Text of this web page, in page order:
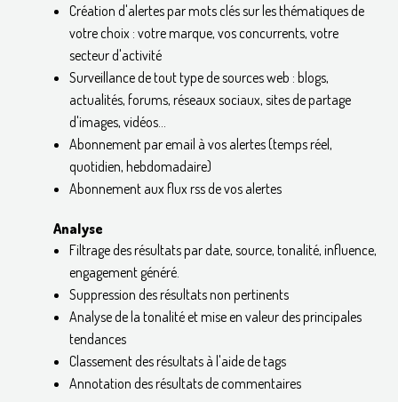
Création d'alertes par mots clés sur les thématiques de
votre choix : votre marque, vos concurrents, votre
secteur d'activité
Surveillance de tout type de sources web : blogs,
actualités, forums, réseaux sociaux, sites de partage
d'images, vidéos...
Abonnement par email à vos alertes (temps réel,
quotidien, hebdomadaire)
Abonnement aux flux rss de vos alertes
Analyse
Filtrage des résultats par date, source, tonalité, influence,
engagement généré.
Suppression des résultats non pertinents
Analyse de la tonalité et mise en valeur des principales
tendances
Classement des résultats à l'aide de tags
Annotation des résultats de commentaires